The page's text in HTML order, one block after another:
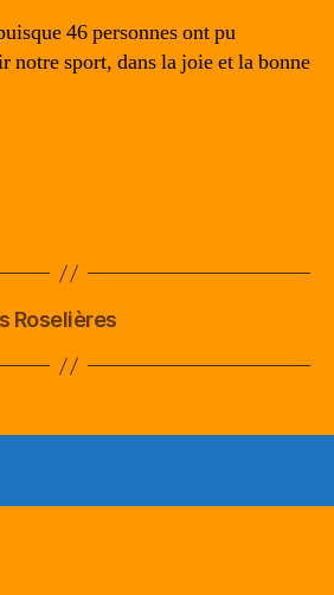
46 personnes ont pu
notre sport, dans la joie et la bonne
Roselières